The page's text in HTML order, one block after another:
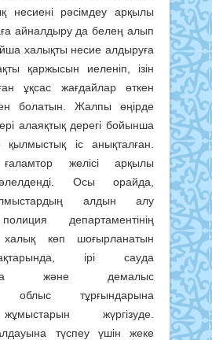
несиені рәсімдеу арқылы
айналдыру да белең алып
халықты несие алдыруға
қаржысын иеленіп, ізін
ұқсас жағдайлар өткен
болатын. Жалпы өңірде
алаяқтық дерегі бойынша
іс анықталған.
желісі арқылы
Осы орайда,
алдын алу
департаментінің
халық көп шоғырланатын
ірі сауда
және демалыс
облыс тұрғындарына
жүргізуде.
түспеу үшін жеке